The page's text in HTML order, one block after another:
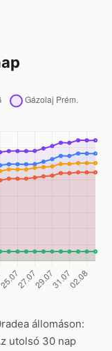
állomáson:
utolsó 30 nap